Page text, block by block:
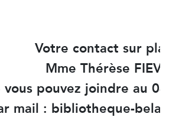
Votre contact sur
Mme Thérèse FIEVET
vous pouvez joindre au 04
mail : bibliotheque-